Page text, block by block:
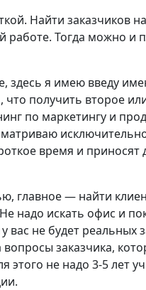
Найти заказчиков
Тогда можно и
здесь я имею введу
получить второе
по маркетингу и
время и
главное — найти
надо искать офис и
не будет реальных
заказчика,
не надо 3-5 лет